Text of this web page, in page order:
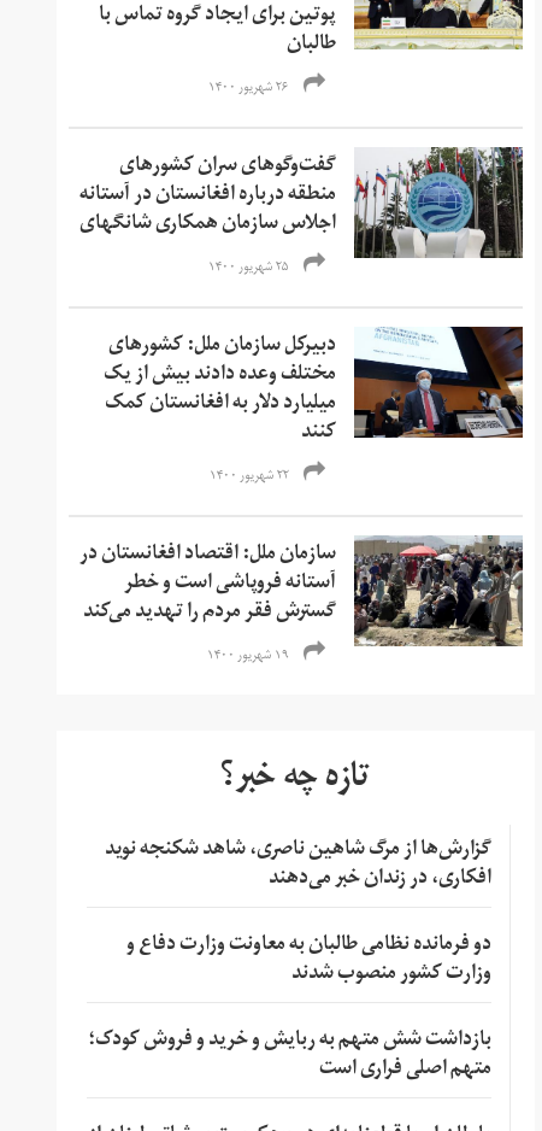
پوتین برای ایجاد گروه تماس با
طالبان
۲۶ شهریور ۱۴۰۰
گفت‌وگوهای سران کشورهای
منطقه درباره افغانستان در آستانه
اجلاس سازمان همکاری شانگهای
۲۵ شهریور ۱۴۰۰
دبیرکل سازمان ملل: کشورهای
مختلف وعده دادند بیش از یک
میلیارد دلار به افغانستان کمک
کنند
۲۲ شهریور ۱۴۰۰
سازمان ملل: اقتصاد افغانستان در
آستانه فروپاشی است و خطر
گسترش فقر مردم را تهدید می‌کند
۱۹ شهریور ۱۴۰۰
تازه چه خبر؟
گزارش‌ها از مرگ شاهین ناصری، شاهد شکنجه نوید
افکاری، در زندان خبر می‌دهند
دو فرمانده نظامی طالبان به معاونت وزارت دفاع و
وزارت کشور منصوب شدند
بازداشت شش متهم به ربایش و خرید و فروش کودک؛
متهم اصلی فراری است